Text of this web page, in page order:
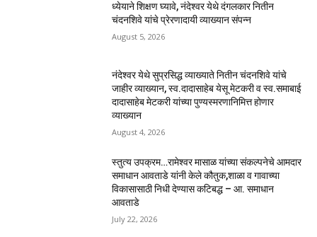
ध्येयाने शिक्षण घ्यावे, नंदेश्वर येथे दंगलकार नितीन
चंदनशिवे यांचे प्रेरणादायी व्याख्यान संपन्न
August 5, 2026
नंदेश्वर येथे सुप्रसिद्ध व्याख्याते नितीन चंदनशिवे यांचे
जाहीर व्याख्यान, स्व.दादासाहेब येसू मेटकरी व स्व.समाबाई
दादासाहेब मेटकरी यांच्या पुण्यस्मरणानिमित्त होणार
व्याख्यान
August 4, 2026
स्तुत्य उपक्रम…रामेश्वर मासाळ यांच्या संकल्पनेचे आमदार
समाधान आवताडे यांनी केले कौतुक,शाळा व गावाच्या
विकासासाठी निधी देण्यास कटिबद्ध – आ. समाधान
आवताडे
July 22, 2026